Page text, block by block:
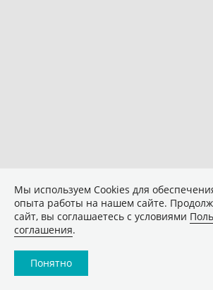
Мы используем Сookies для
опыта работы на нашем сайте.
сайт, вы соглашаетесь с условиями
соглашения.
Понятно